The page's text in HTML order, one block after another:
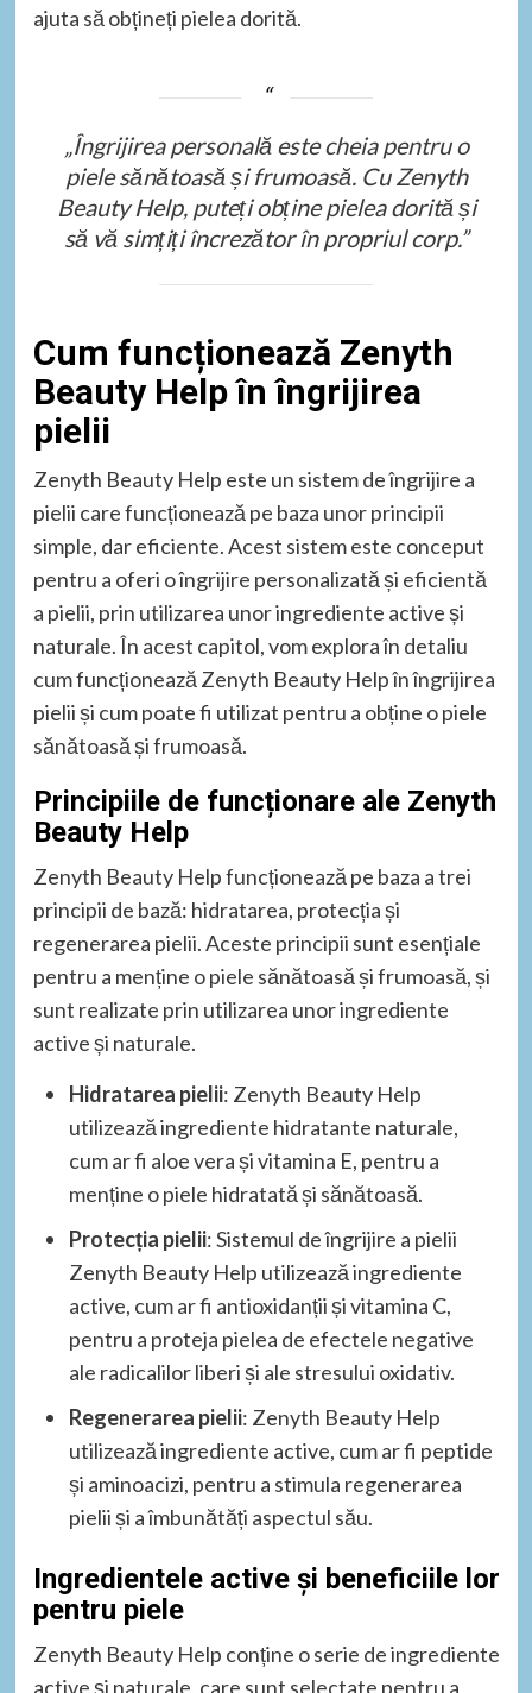
ajuta să obțineți pielea dorită.
„Îngrijirea personală este cheia pentru o
piele sănătoasă și frumoasă. Cu Zenyth
Beauty Help, puteți obține pielea dorită și
să vă simțiți încrezător în propriul corp.”
Cum funcționează Zenyth
Beauty Help în îngrijirea
pielii
Zenyth Beauty Help este un sistem de îngrijire a
pielii care funcționează pe baza unor principii
simple, dar eficiente. Acest sistem este conceput
pentru a oferi o îngrijire personalizată și eficientă
a pielii, prin utilizarea unor ingrediente active și
naturale. În acest capitol, vom explora în detaliu
cum funcționează Zenyth Beauty Help în îngrijirea
pielii și cum poate fi utilizat pentru a obține o piele
sănătoasă și frumoasă.
Principiile de funcționare ale Zenyth
Beauty Help
Zenyth Beauty Help funcționează pe baza a trei
principii de bază: hidratarea, protecția și
regenerarea pielii. Aceste principii sunt esențiale
pentru a menține o piele sănătoasă și frumoasă, și
sunt realizate prin utilizarea unor ingrediente
active și naturale.
Hidratarea pielii: Zenyth Beauty Help
utilizează ingrediente hidratante naturale,
cum ar fi aloe vera și vitamina E, pentru a
menține o piele hidratată și sănătoasă.
Protecția pielii: Sistemul de îngrijire a pielii
Zenyth Beauty Help utilizează ingrediente
active, cum ar fi antioxidanții și vitamina C,
pentru a proteja pielea de efectele negative
ale radicalilor liberi și ale stresului oxidativ.
Regenerarea pielii: Zenyth Beauty Help
utilizează ingrediente active, cum ar fi peptide
și aminoacizi, pentru a stimula regenerarea
pielii și a îmbunătăți aspectul său.
Ingredientele active și beneficiile lor
pentru piele
Zenyth Beauty Help conține o serie de ingrediente
active și naturale, care sunt selectate pentru a